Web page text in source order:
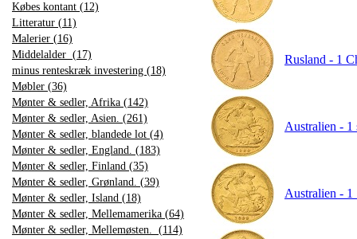
Købes kontant (12)
Litteratur (11)
Malerier (16)
Middelalder (17)
minus renteskræk investering (18)
Møbler (36)
Mønter & sedler, Afrika (142)
Mønter & sedler, Asien. (261)
Mønter & sedler, blandede lot (4)
Mønter & sedler, England. (183)
Mønter & sedler, Finland (35)
Mønter & sedler, Grønland. (39)
Mønter & sedler, Island (18)
Mønter & sedler, Mellemamerika (64)
Mønter & sedler, Mellemøsten. (114)
Rusland - 1
Australien -
Australien -